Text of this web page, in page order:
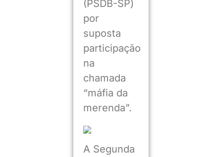
(PSDB-SP)
por
suposta
participação
na
chamada
“máfia da
merenda”.
A Segunda